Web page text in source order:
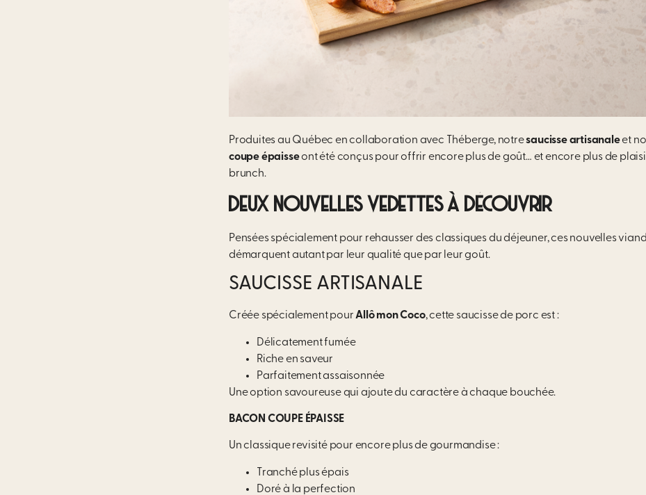
Produites au Québec en collaboration avec Théberge, notresaucisse artisanaleet
coupe épaisseont été conçus pour offrir encore plus de goût… et encore plus de
brunch.
DEUX NOUVELLES VEDETTES À DÉCOUVRIR
Pensées spécialement pour rehausser des classiques du déjeuner, ces nouvelles
démarquent autant par leur qualité que par leur goût.
SAUCISSE ARTISANALE
Créée spécialement pour Allô mon Coco,cette saucisse de porc est :
Délicatement fumée
Riche en saveur
Parfaitement assaisonnée
Une option savoureuse qui ajoute du caractère à chaque bouchée.
BACON COUPE ÉPAISSE
Un classique revisité pour encore plus de gourmandise :
Tranché plus épais
Doré à la perfection